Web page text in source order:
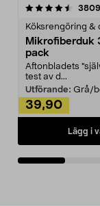
3809
Köksrengöring &
Mikrofiberduk
pack
Aftonbladets
test av d...
Utförande: Grå/
39,90
Lägg i
4.0av 5